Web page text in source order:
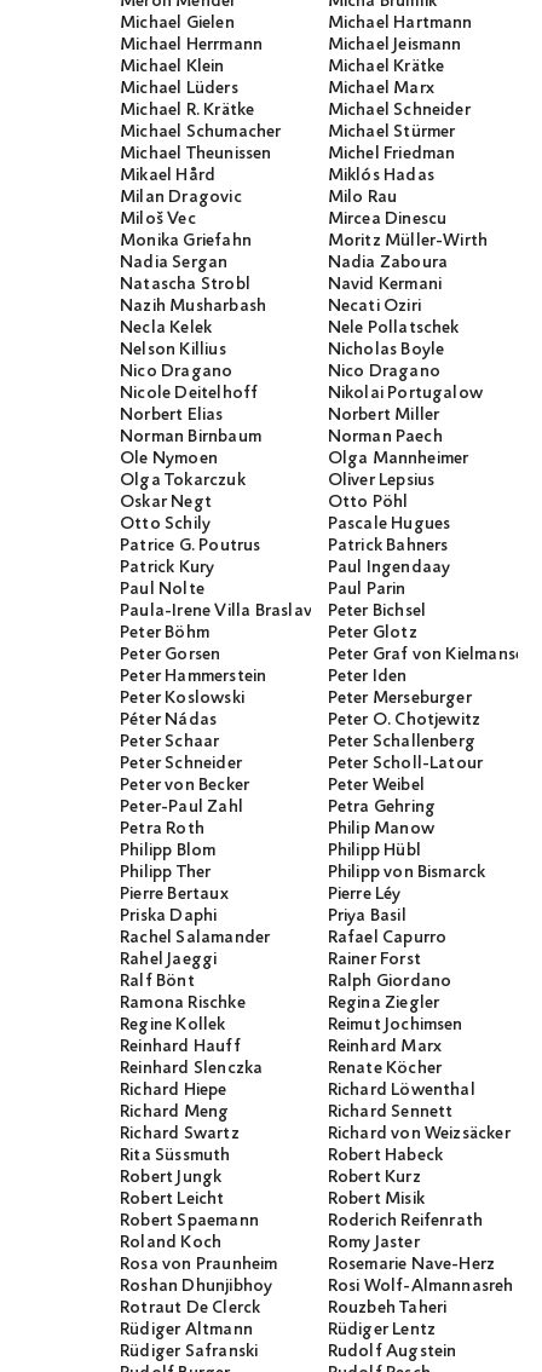
Michael Gielen
Michael Hartmann
Michael Herrmann
Michael Jeismann
Michael Klein
Michael Krätke
Michael Lüders
Michael Marx
Michael R. Krätke
Michael Schneider
Michael Schumacher
Michael Stürmer
Michael Theunissen
Michel Friedman
Mikael Hård
Miklós Hadas
Milan Dragovic
Milo Rau
Miloš Vec
Mircea Dinescu
Monika Griefahn
Moritz Müller-Wirth
Nadia Sergan
Nadia Zaboura
Natascha Strobl
Navid Kermani
Nazih Musharbash
Necati Öziri
Necla Kelek
Nele Pollatschek
Nelson Killius
Nicholas Boyle
Nico Dragano
Nico Dragano
Nicole Deitelhoff
Nikolai Portugalow
Norbert Elias
Norbert Miller
Norman Birnbaum
Norman Paech
Ole Nymoen
Olga Mannheimer
Olga Tokarczuk
Oliver Lepsius
Oskar Negt
Otto Pöhl
Otto Schily
Pascale Hugues
Patrice G. Poutrus
Patrick Bahners
Patrick Kury
Paul Ingendaay
Paul Nolte
Paul Parin
Paula-Irene Villa BraslavskyPeter Bichsel
Peter Böhm
Peter Glotz
Peter Gorsen
Peter Graf von
Peter Hammerstein
Peter Iden
Peter Koslowski
Peter Merseburger
Péter Nádas
Peter O. Chotjewitz
Peter Schaar
Peter Schallenberg
Peter Schneider
Peter Scholl-Latour
Peter von Becker
Peter Weibel
Peter-Paul Zahl
Petra Gehring
Petra Roth
Philip Manow
Philipp Blom
Philipp Hübl
Philipp Ther
Philipp von Bismarck
Pierre Bertaux
Pierre Léy
Priska Daphi
Priya Basil
Rachel Salamander
Rafael Capurro
Rahel Jaeggi
Rainer Forst
Ralf Bönt
Ralph Giordano
Ramona Rischke
Regina Ziegler
Regine Kollek
Reimut Jochimsen
Reinhard Hauff
Reinhard Marx
Reinhard Slenczka
Renate Köcher
Richard Hiepe
Richard Löwenthal
Richard Meng
Richard Sennett
Richard Swartz
Richard von Weizsäcker
Rita Süssmuth
Robert Habeck
Robert Jungk
Robert Kurz
Robert Leicht
Robert Misik
Robert Spaemann
Roderich Reifenrath
Roland Koch
Romy Jaster
Rosa von Praunheim
Rosemarie Nave-Herz
Roshan Dhunjibhoy
Rosi Wolf-Almannasreh
Rotraut De Clerck
Rouzbeh Taheri
Rüdiger Altmann
Rüdiger Lentz
Rüdiger Safranski
Rudolf Augstein